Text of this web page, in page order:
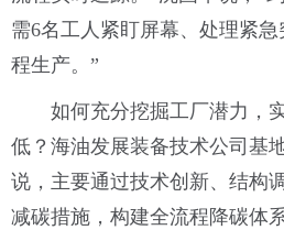
需6名工人紧盯屏幕、处理紧
程生产。”
如何充分挖掘工厂潜力，
低？海油发展装备技术公司基
说，主要通过技术创新、结构
减碳措施，构建全流程降碳体系